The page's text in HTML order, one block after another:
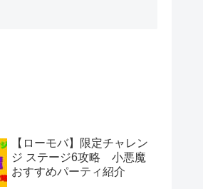
【ローモバ】限定チャレン
ジ ステージ6攻略 小悪魔
おすすめパーティ紹介